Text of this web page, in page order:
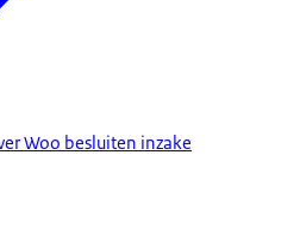
Woo besluiten inzake